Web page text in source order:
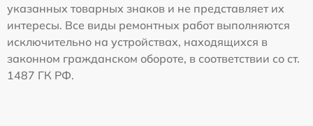
указанных товарных знаков и не представляет их
интересы. Все виды ремонтных работ выполняются
исключительно на устройствах, находящихся в
законном гражданском обороте, в соответствии со ст.
1487 ГК РФ.